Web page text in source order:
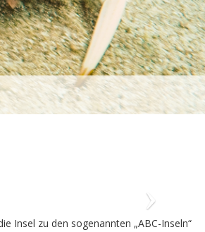
Insel zu den sogenannten „ABC-Inseln“